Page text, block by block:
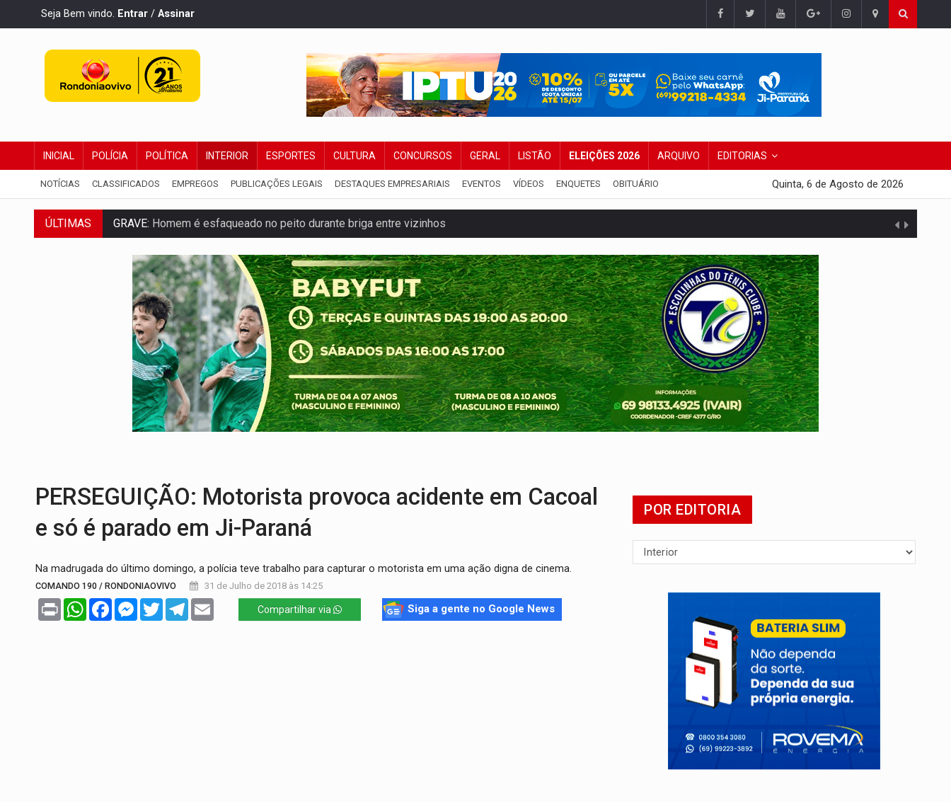
Seja Bem vindo. Entrar / Assinar
INICIAL POLÍCIA POLÍTICA INTERIOR ESPORTES CULTURA CONCURSOS GERAL LISTÃO ELEIÇÕES 2026 ARQUIVO EDITORIAS
NOTÍCIAS CLASSIFICADOS EMPREGOS PUBLICAÇÕES LEGAIS DESTAQUES EMPRESARIAIS EVENTOS VÍDEOS ENQUETES OBITUÁRIO Quinta, 6 de Agosto de 2026
ÚLTIMAS GRAVE: Homem é esfaqueado no peito durante briga entre vizinhos
OPERAÇÃO DA PC: Membros do CV são presos com armas e drogas após crime de tortur@
ENTRADA GRATUITA:Espetáculo As Marias Somos Nós será apresentado na capital
VÍDEO:Três são presos após furto de motocicleta em frente de academia
CELEBRAÇÃO:Cerejeiras completa 43 anos de emancipação com programação esportiva
SAÚDE:Anvisa desmente boato sobre presença de plástico ou petróleo em ovos
VÍDEO:Pitbulls fogem de residência e atacam casal de idosos na zona Leste
PERSEGUIÇÃO: Motorista provoca acidente em Cacoal
e só é parado em Ji-Paraná
Na madrugada do último domingo, a polícia teve trabalho para capturar o motorista em uma ação digna de cinema.
COMANDO 190 / RONDONIAOVIVO 31 de Julho de 2018 às 14:25
Print WhatsAppFacebookMessenger
TwitterTelegram Compartilhar via Siga a gente no Google News
POR EDITORIA